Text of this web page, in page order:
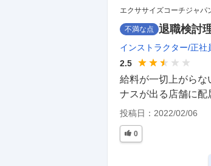
エクササイズコーチジャパ
不満な点 退職検討
インストラクター 正社
2.5
給料が一切上がらな
ナスが出る店舗に配
投稿日： 2022/02/06
0